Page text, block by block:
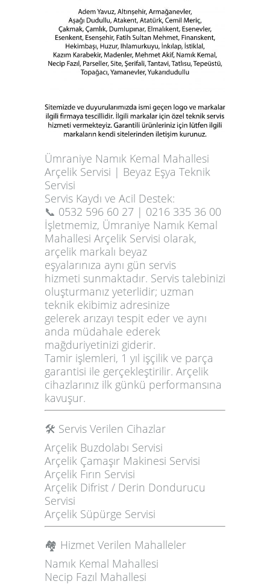
Ümraniye Namık Kemal Mahallesi
Arçelik Servisi | Beyaz Eşya Teknik
Servisi
Servis Kaydı ve Acil Destek:
📞 0532 596 60 27 | 0216 335 36 00
İşletmemiz, Ümraniye Namık Kemal
Mahallesi Arçelik Servisi olarak,
arçelik markalı beyaz
eşyalarınıza aynı gün servis
hizmeti sunmaktadır. Servis talebinizi
oluşturmanız yeterlidir; uzman
teknik ekibimiz adresinize
gelerek arızayı tespit eder ve aynı
anda müdahale ederek
mağduriyetinizi giderir.
Tamir işlemleri, 1 yıl işçilik ve parça
garantisi ile gerçekleştirilir. Arçelik
cihazlarınız ilk günkü performansına
kavuşur.
🛠️ Servis Verilen Cihazlar
Arçelik Buzdolabı Servisi
Arçelik Çamaşır Makinesi Servisi
Arçelik Fırın Servisi
Arçelik Difrist / Derin Dondurucu
Servisi
Arçelik Süpürge Servisi
🏘️ Hizmet Verilen Mahalleler
Namık Kemal Mahallesi
Necip Fazıl Mahallesi